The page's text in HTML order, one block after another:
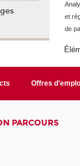
et
de
Offres
PARCOURS